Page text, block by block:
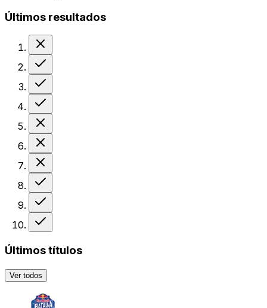
Últimos resultados
Últimos títulos
Ver todos